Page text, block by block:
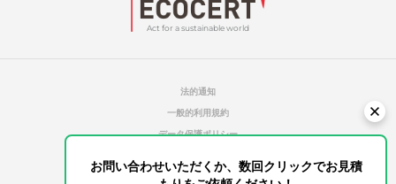
Act for a sustainable world
法的通知
一般的利用規約
データ保護ポリシー
無許可のレファレンス
お問い合わせいただくか、数回クリックでお見積